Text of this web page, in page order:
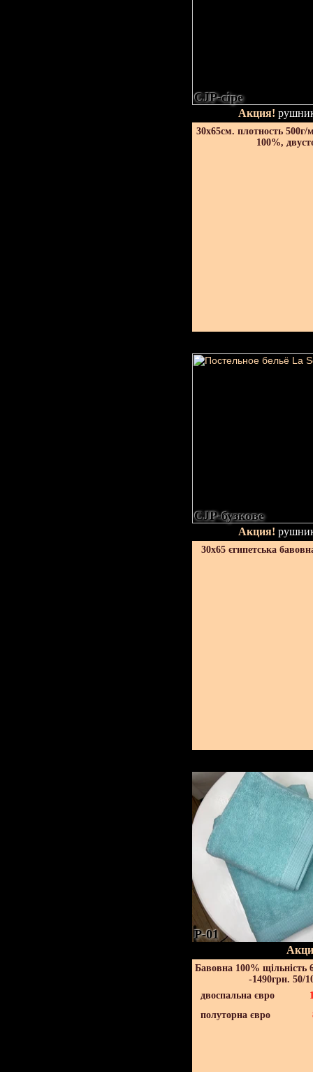
CJP-сіре
Акция!
30х65см. плотность 500г/
100%,
CJP-бузкове
Акция!
30х65 єгипетська
P-01
Бавовна 100% щільність
-1490грн. 50/
двоспальна євро
полуторна євро